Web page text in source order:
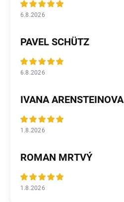
6.8.2026
PAVEL SCHÜTZ
6.8.2026
IVANA ARENSTEINOVA
1.8.2026
ROMAN MRTVÝ
1.8.2026